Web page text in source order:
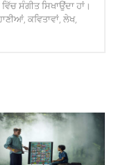
ਸੰਗੀਤ ਸਿਖਾਉਂਦਾ ਹਾਂ।
ਕਵਿਤਾਵਾਂ, ਲੇਖ,